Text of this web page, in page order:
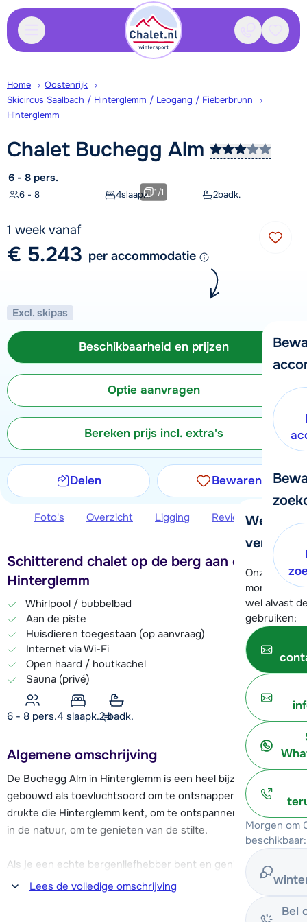
Contact
We
verder!
Onze
moment
wel alvast
gebruiken:
Morgen om
beschikbaar:
Bel
Home
Oostenrijk
Skicircus Saalbach / Hinterglemm / Leogang / Fieberbrunn
Hinterglemm
Chalet Buchegg Alm
6 - 8 pers.
6 - 8 4slaapk. 2badk.
1/1
1 week vanaf
€ 5.243 per accommodatie
Excl. skipas
Beschikbaarheid en prijzen
Optie aanvragen
Bereken prijs incl. extra's
Delen Bewaren
Foto's Overzicht Ligging Reviews
Schitterend chalet op de berg aan de piste in
Hinterglemm
Whirlpool / bubbelbad
Aan de piste
Huisdieren toegestaan (op aanvraag)
Internet via Wi-Fi
Open haard / houtkachel
Sauna (privé)
6 - 8 pers.4 slaapk.2 badk.
Algemene omschrijving
De Buchegg Alm in Hinterglemm is een heel bijzonder chalet,
gebouwd als toevluchtsoord om te ontsnappen aan de
drukte die Hinterglemm kent, om te ontspannen op een plek
in de natuur, om te genieten van de stilte.
Als je een echte bergenliefhebber bent en geniet van al het
moois dat Oostenrijk te bieden heeft, ben je hier op de juiste
plek. In dit schitterende chalet kun je samen met familie
en/of vrienden geheel privé genieten van het samenzijn en
Lees de volledige omschrijving